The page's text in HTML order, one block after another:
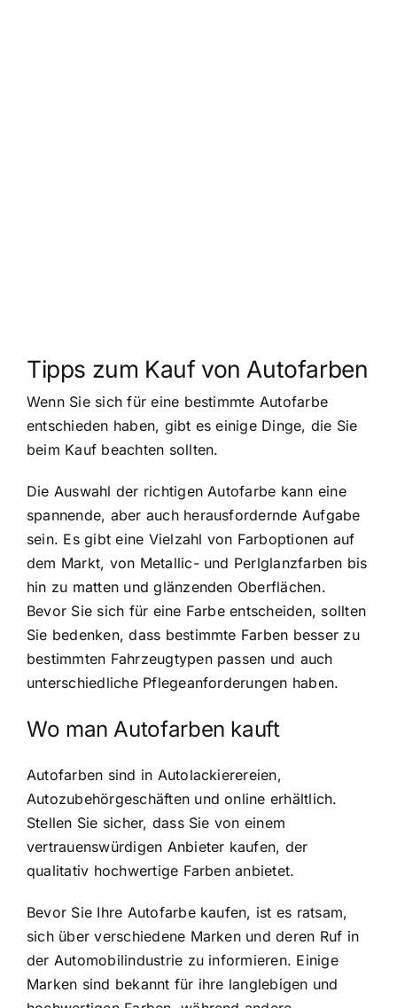
Tipps zum Kauf von Autofarben
Wenn Sie sich für eine bestimmte Autofarbe
entschieden haben, gibt es einige Dinge, die Sie
beim Kauf beachten sollten.
Die Auswahl der richtigen Autofarbe kann eine
spannende, aber auch herausfordernde Aufgabe
sein. Es gibt eine Vielzahl von Farboptionen auf
dem Markt, von Metallic- und Perlglanzfarben bis
hin zu matten und glänzenden Oberflächen.
Bevor Sie sich für eine Farbe entscheiden, sollten
Sie bedenken, dass bestimmte Farben besser zu
bestimmten Fahrzeugtypen passen und auch
unterschiedliche Pflegeanforderungen haben.
Wo man Autofarben kauft
Autofarben sind in Autolackierereien,
Autozubehörgeschäften und online erhältlich.
Stellen Sie sicher, dass Sie von einem
vertrauenswürdigen Anbieter kaufen, der
qualitativ hochwertige Farben anbietet.
Bevor Sie Ihre Autofarbe kaufen, ist es ratsam,
sich über verschiedene Marken und deren Ruf in
der Automobilindustrie zu informieren. Einige
Marken sind bekannt für ihre langlebigen und